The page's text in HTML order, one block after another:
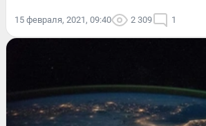
15 февраля, 2021, 09:40 2 309 1